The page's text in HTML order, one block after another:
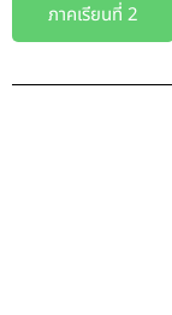
ภาคเรียนที่ 2